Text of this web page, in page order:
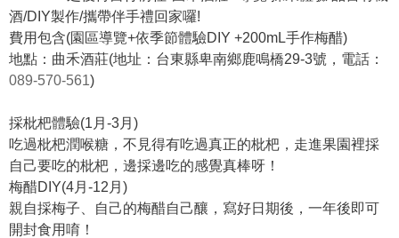
酒/DIY製作/攜帶伴手禮回家囉!
費用包含(園區導覽+依季節體驗DIY +200mL手作梅醋)
地點：曲禾酒莊(地址：台東縣卑南鄉鹿鳴橋29-3號，電話：
089-570-561)
採枇杷體驗(1月-3月)
吃過枇杷潤喉糖，不見得有吃過真正的枇杷，走進果園裡採
自己要吃的枇杷，邊採邊吃的感覺真棒呀！
梅醋DIY(4月-12月)
親自採梅子、自己的梅醋自己釀，寫好日期後，一年後即可
開封食用唷！